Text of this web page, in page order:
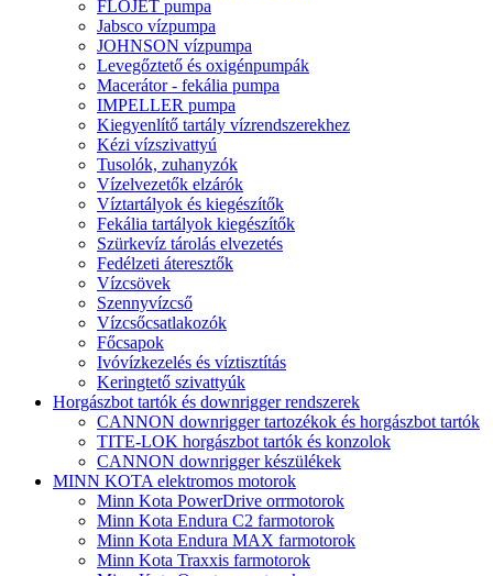
FLOJET pumpa
Jabsco vízpumpa
JOHNSON vízpumpa
Levegőztető és oxigénpumpák
Macerátor - fekália pumpa
IMPELLER pumpa
Kiegyenlítő tartály vízrendszerekhez
Kézi vízszivattyú
Tusolók, zuhanyzók
Vízelvezetők elzárók
Víztartályok és kiegészítők
Fekália tartályok kiegészítők
Szürkevíz tárolás elvezetés
Fedélzeti áteresztők
Vízcsövek
Szennyvízcső
Vízcsőcsatlakozók
Főcsapok
Ivóvízkezelés és víztisztítás
Keringtető szivattyúk
Horgászbot tartók és downrigger rendszerek
CANNON downrigger tartozékok és horgászbot tartók
TITE-LOK horgászbot tartók és konzolok
CANNON downrigger készülékek
MINN KOTA elektromos motorok
Minn Kota PowerDrive orrmotorok
Minn Kota Endura C2 farmotorok
Minn Kota Endura MAX farmotorok
Minn Kota Traxxis farmotorok